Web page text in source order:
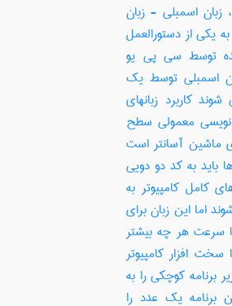
زبان اسمبلی - زبان
یکی از دستورالعمل
توسط سی پی یو
اسمبلی توسط یک
کاربرد زبانهای
نویسی معمولی سطح
ماشین آسانتر است
باید به کد دو دویی
کامل کامپیوتر به
اما این زبان برای
سرعت هر چه بیشتر
افزار کامپیوتر
برنامه کوچکی را به
برنامه یک عدد را